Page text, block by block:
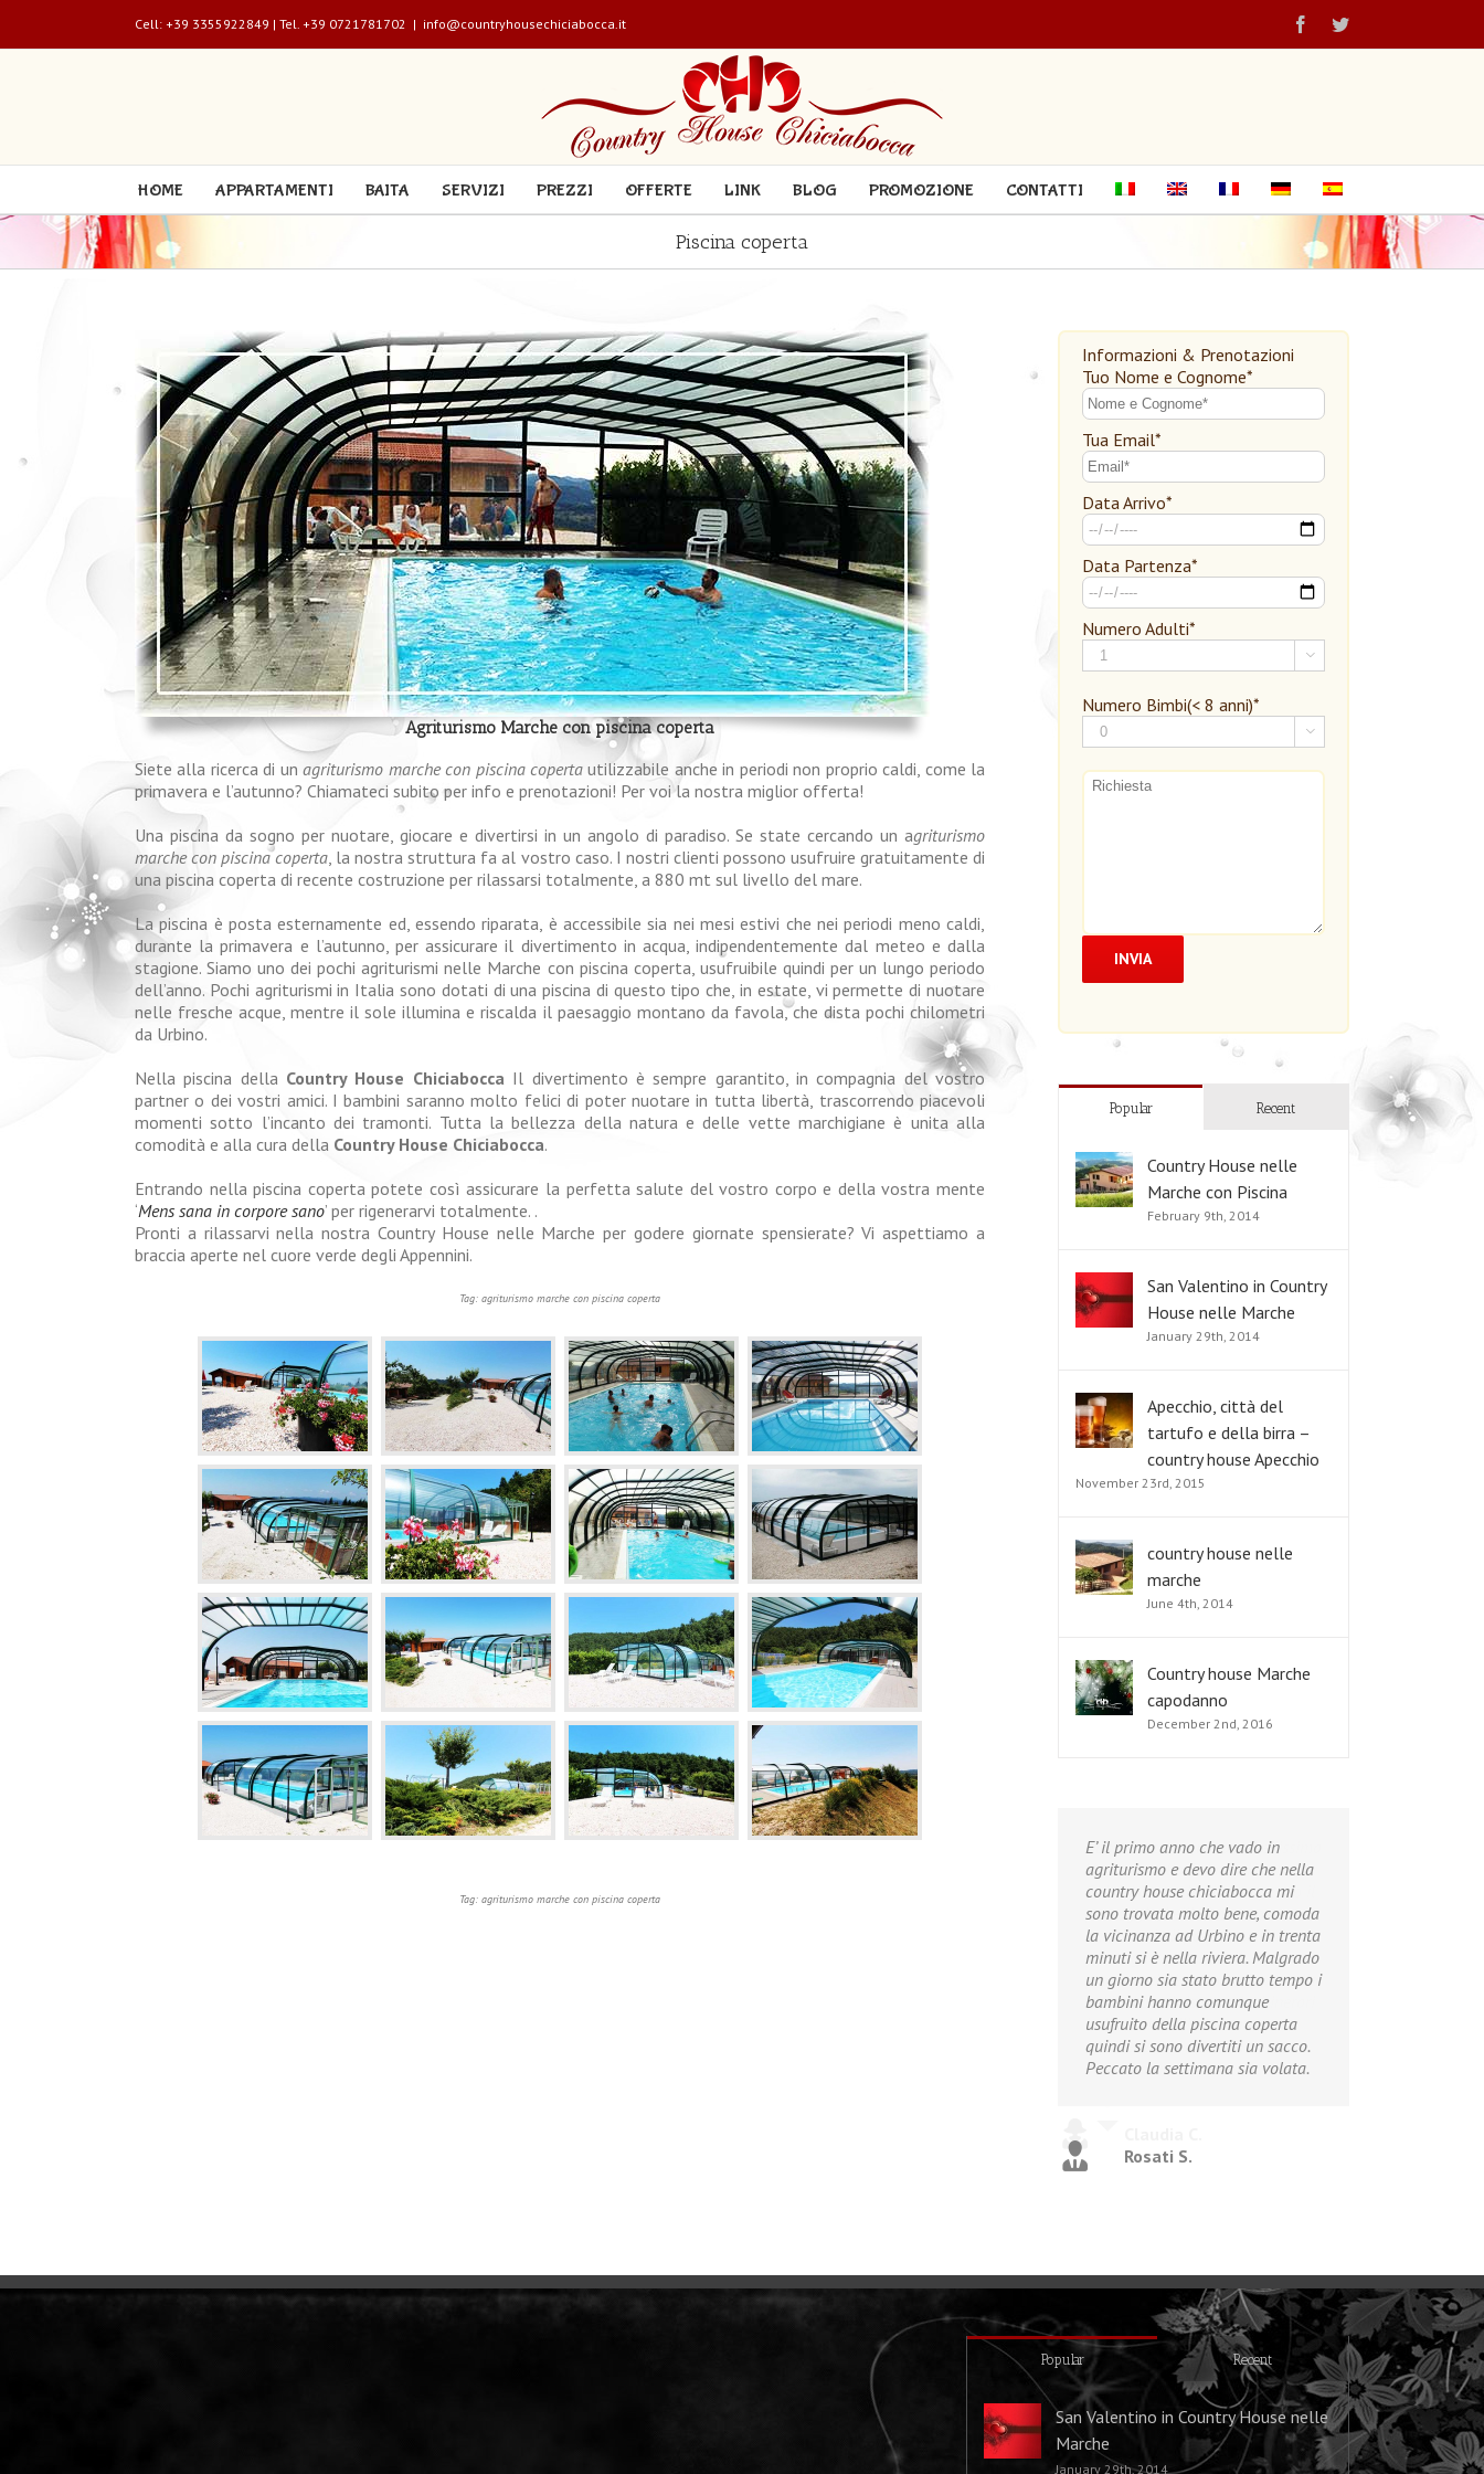
Cell: +39 3355922849 | Tel. +39 0721781702 | info@countryhousechiciabocca.it
HOME APPARTAMENTI BAITA SERVIZI PREZZI OFFERTE LINK BLOG PROMOZIONE CONTATTI
Piscina coperta
Agriturismo Marche con piscina coperta
Siete alla ricerca di unagriturismo marche con piscina coperta utilizzabile anche in periodi non proprio caldi, come la
primavera e l’autunno? Chiamateci subito per info e prenotazioni! Per voi la nostra miglior offerta!
Una piscina da sogno per nuotare, giocare e divertirsi in un angolo di paradiso. Se state cercando un agriturismo
marche con piscina coperta , la nostra struttura fa al vostro caso. I nostri clienti possono usufruire gratuitamente di
una piscina coperta di recente costruzione per rilassarsi totalmente, a 880 mt sul livello del mare.
La piscina è posta esternamente ed, essendo riparata, è accessibile sia nei mesi estivi che nei periodi meno caldi,
durante la primavera e l’autunno, per assicurare il divertimento in acqua, indipendentemente dal meteo e dalla
stagione. Siamo uno dei pochi agriturismi nelle Marche con piscina coperta, usufruibile quindi per un lungo periodo
dell’anno. Pochi agriturismi in Italia sono dotati di una piscina di questo tipo che, in estate, vi permette di nuotare
nelle fresche acque, mentre il sole illumina e riscalda il paesaggio montano da favola, che dista pochi chilometri
da Urbino.
Nella piscina della Country House Chiciabocca Il divertimento è sempre garantito, in compagnia del vostro
partner o dei vostri amici. I bambini saranno molto felici di poter nuotare in tutta libertà, trascorrendo piacevoli
momenti sotto l’incanto dei tramonti. Tutta la bellezza della natura e delle vette marchigiane è unita alla
comodità e alla cura della Country House Chiciabocca.
Entrando nella piscina coperta potete così assicurare la perfetta salute del vostro corpo e della vostra mente
‘Mens sana in corpore sano’ per rigenerarvi totalmente. .
Pronti a rilassarvi nella nostra Country House nelle Marche per godere giornate spensierate? Vi aspettiamo a
braccia aperte nel cuore verde degli Appennini.
Tag: agriturismo marche con piscina coperta
Tag: agriturismo marche con piscina coperta
Informazioni & Prenotazioni
Tuo Nome e Cognome*
Tua Email*
Data Arrivo*
Data Partenza*
Numero Adulti*

Numero Bimbi(< 8 anni)*

Popular Recent
Country House nelle
Marche con Piscina
February 9th, 2014
San Valentino in Country
House nelle Marche
January 29th, 2014
Apecchio, città del
tartufo e della birra –
country house Apecchio
November 23rd, 2015
country house nelle
marche
June 4th, 2014
Country house Marche
capodanno
December 2nd, 2016
E’ il primo anno che vado in
agriturismo e devo dire che nella
country house chiciabocca mi
sono trovata molto bene, comoda
la vicinanza ad Urbino e in trenta
minuti si è nella riviera. Malgrado
un giorno sia stato brutto tempo i
bambini hanno comunque
usufruito della piscina coperta
quindi si sono divertiti un sacco.
Peccato la settimana sia volata.
Rosati S.
Popular Recent
San Valentino in Country House nelle
Marche